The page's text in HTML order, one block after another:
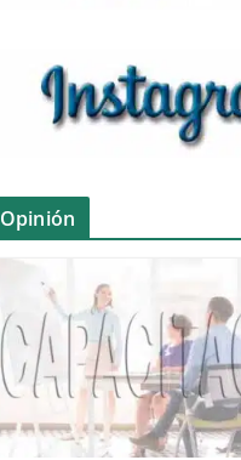
Opinión